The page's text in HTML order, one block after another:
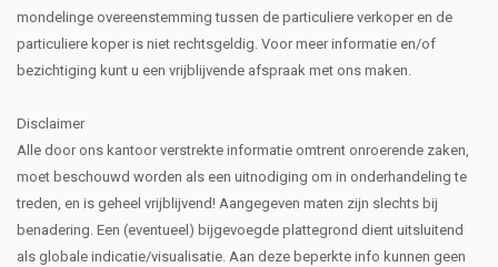
mondelinge overeenstemming tussen de particuliere verkoper en de
particuliere koper is niet rechtsgeldig. Voor meer informatie en/of
bezichtiging kunt u een vrijblijvende afspraak met ons maken.
Disclaimer
Alle door ons kantoor verstrekte informatie omtrent onroerende zaken,
moet beschouwd worden als een uitnodiging om in onderhandeling te
treden, en is geheel vrijblijvend! Aangegeven maten zijn slechts bij
benadering. Een (eventueel) bijgevoegde plattegrond dient uitsluitend
als globale indicatie/visualisatie. Aan deze beperkte info kunnen geen